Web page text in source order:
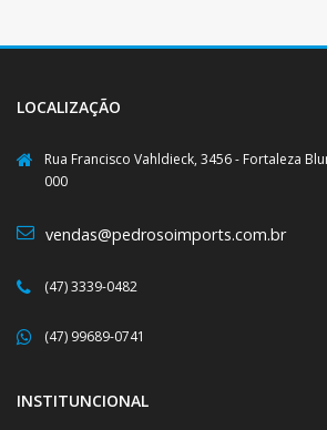
LOCALIZAÇÃO
Rua Francisco Vahldieck, 3456 - Fortaleza
000
vendas@pedrosoimports.com.br
(47) 3339-0482
(47) 99689-0741
INSTITUNCIONAL